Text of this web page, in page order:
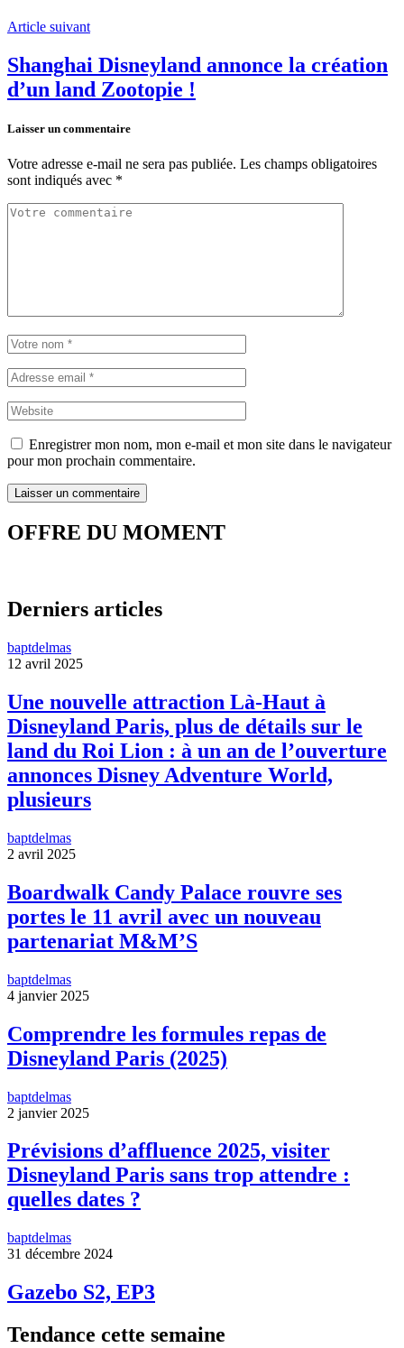
Article suivant
Shanghai Disneyland annonce la création
d’un land Zootopie !
Laisser un commentaire
Votre adresse e-mail ne sera pas publiée. Les champs obligatoires
sont indiqués avec *
Enregistrer mon nom, mon e-mail et mon site dans le navigateur
pour mon prochain commentaire.
OFFRE DU MOMENT
Derniers articles
baptdelmas
12 avril 2025
Une nouvelle attraction Là-Haut à
Disneyland Paris, plus de détails sur le
land du Roi Lion : à un an de l’ouverture
annonces Disney Adventure World,
plusieurs
baptdelmas
2 avril 2025
Boardwalk Candy Palace rouvre ses
portes le 11 avril avec un nouveau
partenariat M&M’S
baptdelmas
4 janvier 2025
Comprendre les formules repas de
Disneyland Paris (2025)
baptdelmas
2 janvier 2025
Prévisions d’affluence 2025, visiter
Disneyland Paris sans trop attendre :
quelles dates ?
baptdelmas
31 décembre 2024
Gazebo S2, EP3
Tendance cette semaine